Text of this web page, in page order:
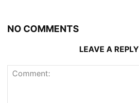
NO COMMENTS
LEAVE A REPLY